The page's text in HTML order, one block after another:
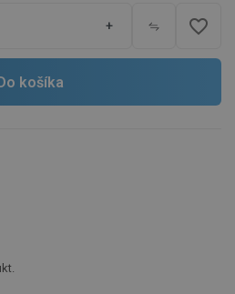
+ favorite_border
košíka